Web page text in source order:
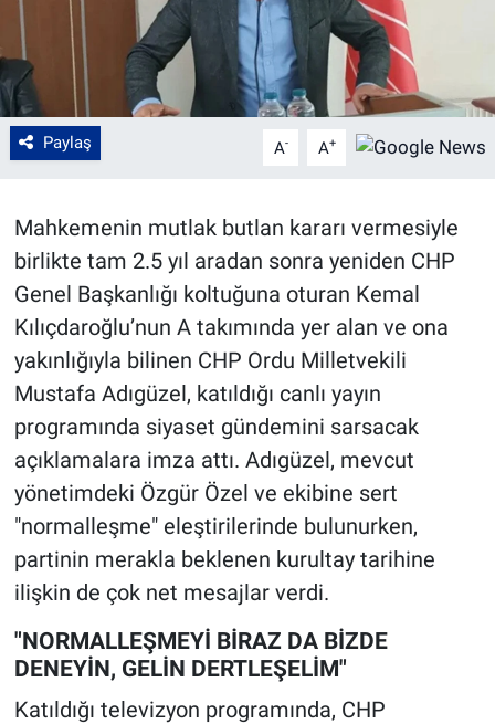
Paylaş A- A+
Mahkemenin mutlak butlan kararı vermesiyle
birlikte tam 2.5 yıl aradan sonra yeniden CHP
Genel Başkanlığı koltuğuna oturan Kemal
Kılıçdaroğlu’nun A takımında yer alan ve ona
yakınlığıyla bilinen CHP Ordu Milletvekili
Mustafa Adıgüzel, katıldığı canlı yayın
programında siyaset gündemini sarsacak
açıklamalara imza attı. Adıgüzel, mevcut
yönetimdeki Özgür Özel ve ekibine sert
"normalleşme" eleştirilerinde bulunurken,
partinin merakla beklenen kurultay tarihine
ilişkin de çok net mesajlar verdi.
"NORMALLEŞMEYİ BİRAZ DA BİZDE
DENEYİN, GELİN DERTLEŞELİM"
Katıldığı televizyon programında, CHP